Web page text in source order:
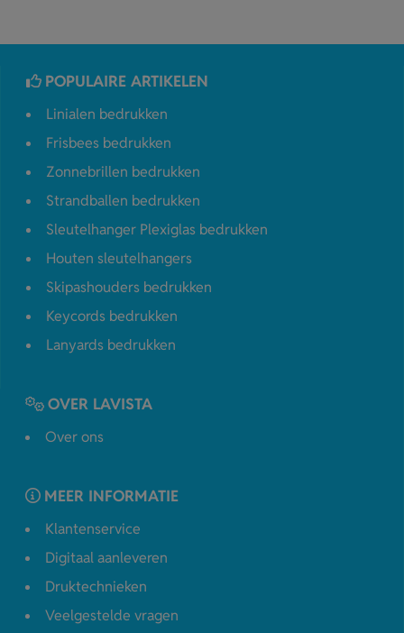
POPULAIRE ARTIKELEN
Linialen bedrukken
Frisbees bedrukken
Zonnebrillen bedrukken
Strandballen bedrukken
Sleutelhanger Plexiglas bedrukken
Houten sleutelhangers
Skipashouders bedrukken
Keycords bedrukken
Lanyards bedrukken
OVER LAVISTA
Over ons
MEER INFORMATIE
Klantenservice
Digitaal aanleveren
Druktechnieken
Veelgestelde vragen